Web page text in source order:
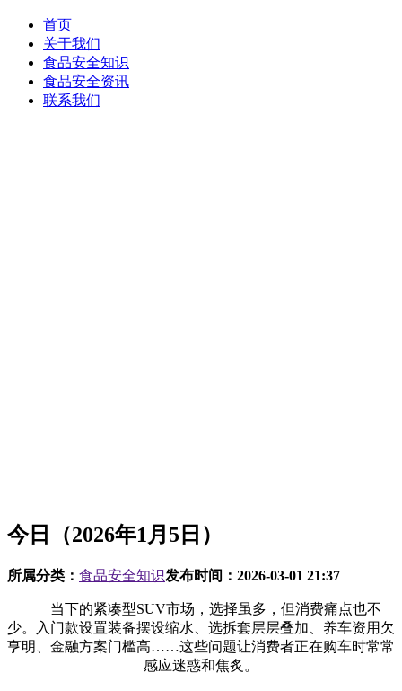
首页
关于我们
食品安全知识
食品安全资讯
联系我们
今日（2026年1月5日）
所属分类： 食品安全知识发布时间： 2026-03-01 21:37
当下的紧凑型SUV市场，选择虽多，但消费痛点也不
少。入门款设置装备摆设缩水、选拆套层层叠加、养车资用欠
亨明、金融方案门槛高……这些问题让消费者正在购车时常常
感应迷惑和焦炙。